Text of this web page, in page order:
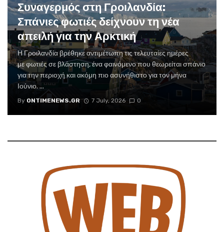
Συναγερμός στη Γροιλανδία:
Σπάνιες φωτιές δείχνουν τη νέα
απειλή για την Αρκτική
Η Γροιλανδία βρέθηκε αντιμέτωπη τις τελευταίες ημέρες
με φωτιές σε βλάστηση, ένα φαινόμενο που θεωρείται σπάνιο
για την περιοχή και ακόμη πιο ασυνήθιστο για τον μήνα
Ιούνιο. ...
By ONTIMENEWS.GR 7 July, 2026 0